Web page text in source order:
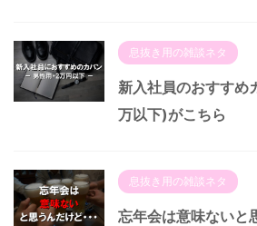
息抜き用の雑談ネタ
新入社員のおすすめ
万以下)がこちら
息抜き用の雑談ネタ
忘年会は意味ないと